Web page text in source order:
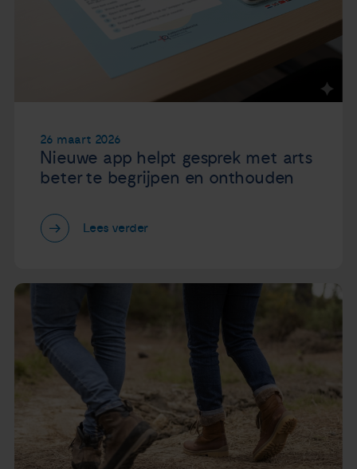
26 maart 2026
Nieuwe app helpt gesprek met arts
beter te begrijpen en onthouden
Lees verder